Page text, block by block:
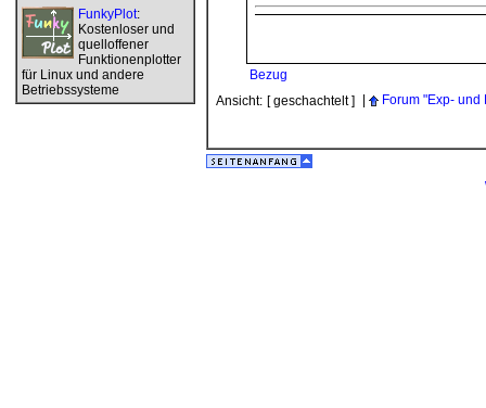
FunkyPlot:
Kostenloser und
quelloffener
Funktionenplotter
für Linux und andere
Betriebssysteme
Bezug
Ansicht: [ geschachtelt ] Forum "Exp-